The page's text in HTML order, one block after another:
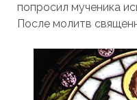
попросил мученика
После молитв